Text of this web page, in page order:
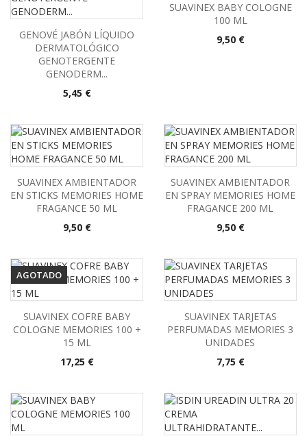
GENOVÉ JABÓN LÍQUIDO
DERMATOLÓGICO
GENOTERGENTE
GENODERM...
Precio
5,45 €
SUAVINEX BABY COLOGNE
100 ML
Precio
9,50 €
SUAVINEX AMBIENTADOR
EN STICKS MEMORIES HOME
FRAGANCE 50 ML
Precio
9,50 €
SUAVINEX AMBIENTADOR
EN SPRAY MEMORIES HOME
FRAGANCE 200 ML
Precio
9,50 €
AGOTADO
SUAVINEX COFRE BABY
COLOGNE MEMORIES 100 +
15 ML
Precio
17,25 €
SUAVINEX TARJETAS
PERFUMADAS MEMORIES 3
UNIDADES
Precio
7,75 €